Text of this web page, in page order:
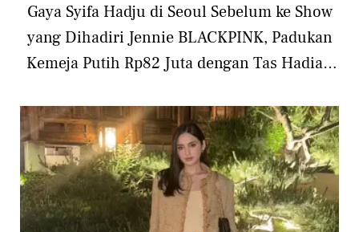
Gaya Syifa Hadju di Seoul Sebelum ke Show
yang Dihadiri Jennie BLACKPINK, Padukan
Kemeja Putih Rp82 Juta dengan Tas Hadiah